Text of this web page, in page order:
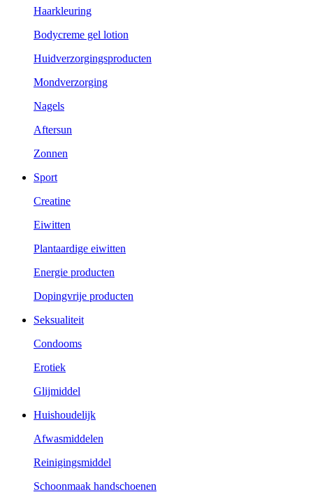
Haarkleuring
Bodycreme gel lotion
Huidverzorgingsproducten
Mondverzorging
Nagels
Aftersun
Zonnen
Sport
Creatine
Eiwitten
Plantaardige eiwitten
Energie producten
Dopingvrije producten
Seksualiteit
Condooms
Erotiek
Glijmiddel
Huishoudelijk
Afwasmiddelen
Reinigingsmiddel
Schoonmaak handschoenen